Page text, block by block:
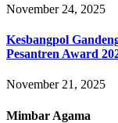
November 24, 2025
Kesbangpol
Pesantren Award
November 21, 2025
Mimbar Agama